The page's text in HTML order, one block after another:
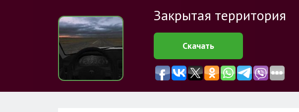
Закрытая территория
Скачать